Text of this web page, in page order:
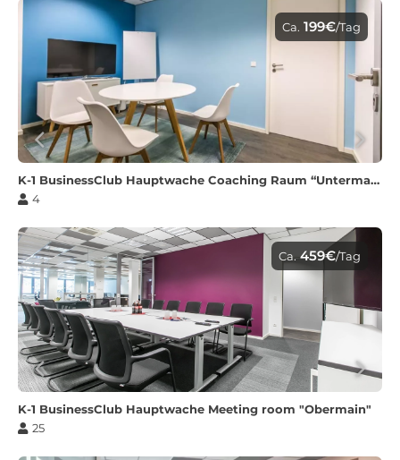
Ca. 199€/Tag
K-1 BusinessClub Hauptwache Coaching Raum “Untermain”
4
Ca. 459€/Tag
K-1 BusinessClub Hauptwache Meeting room "Obermain"
25